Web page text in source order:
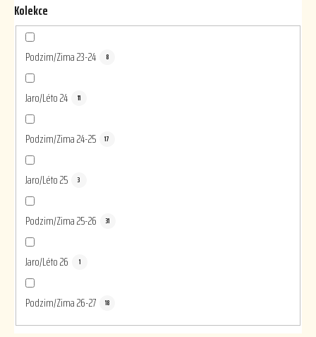
Kolekce
Podzim/Zima 23-24 8
Jaro/Léto 24 11
Podzim/Zima 24-25 17
Jaro/Léto 25 3
Podzim/Zima 25-26 31
Jaro/Léto 26 1
Podzim/Zima 26-27 18